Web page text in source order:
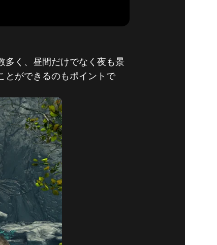
多く、昼間だけでなく夜も景
とができるのもポイントで